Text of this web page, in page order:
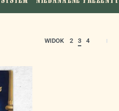
WIDOK 2 3 4